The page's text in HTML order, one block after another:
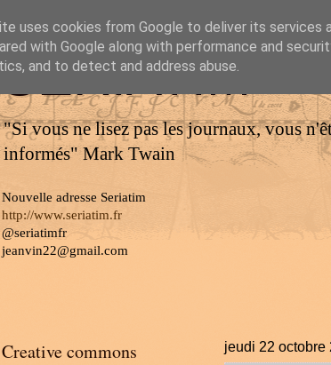
SERIATIM
"Si vous ne lisez pas les journaux, vous
informés" Mark Twain
Nouvelle adresse Seriatim
http://www.seriatim.fr
@seriatimfr
jeanvin22@gmail.com
jeudi 22 octobre
Creative commons
uses cookies from Google to deliver its services
with Google along with performance and
and to detect and address abuse.